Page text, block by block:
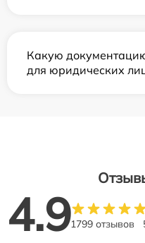
Какую
для юридических
4.91799 отзывов